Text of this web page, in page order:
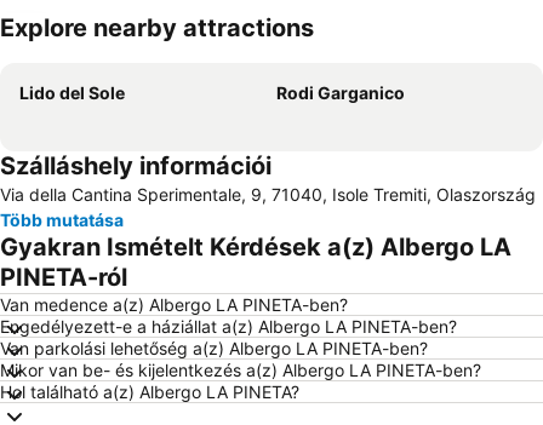
Nagy méretű térkép
Explore nearby attractions
Lido del Sole Rodi Garganico
Szálláshely információi
Via della Cantina Sperimentale, 9, 71040, Isole Tremiti, Olaszország
Több mutatása
Gyakran Ismételt Kérdések a(z) Albergo LA
PINETA-ról
Van medence a(z) Albergo LA PINETA-ben?
Engedélyezett-e a háziállat a(z) Albergo LA PINETA-ben?
Van parkolási lehetőség a(z) Albergo LA PINETA-ben?
Mikor van be- és kijelentkezés a(z) Albergo LA PINETA-ben?
Hol található a(z) Albergo LA PINETA?